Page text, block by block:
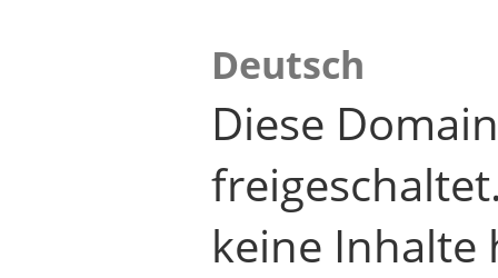
Deutsch
Diese
keine Inhalte